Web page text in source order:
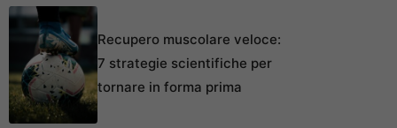
Recupero muscolare veloce:
7 strategie scientifiche per
tornare in forma prima